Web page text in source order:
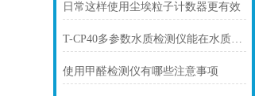
日常这样使用尘埃粒子计数器更有效
T-CP40多参数水质检测仪能在水质现场快速检测
使用甲醛检测仪有哪些注意事项